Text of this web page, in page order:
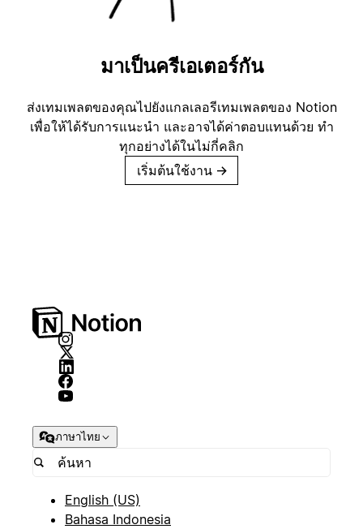
มาเป็นครีเอเตอร์กัน
ส่งเทมเพลตของคุณไปยังแกลเลอรีเทมเพลตของ Notion
เพื่อให้ได้รับการแนะนำ และอาจได้ค่าตอบแทนด้วย ทำ
ทุกอย่างได้ในไม่กี่คลิก
เริ่มต้นใช้งาน →
ภาษาไทย
English (US)
Bahasa Indonesia